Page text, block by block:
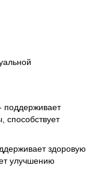
поддерживает
способствует
здоровую
улучшению